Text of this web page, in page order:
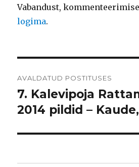
Vabandust,
logima.
AVALDATUD POSTITUSES
7. Kalevipoja
2014 pildid –